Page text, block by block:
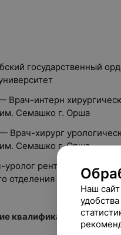
государственный
Врач-интерн
Семашко г. Орша
Врач-хирург
Семашко г. Орша
отделения № 1 УЗ
квалификации
Наш